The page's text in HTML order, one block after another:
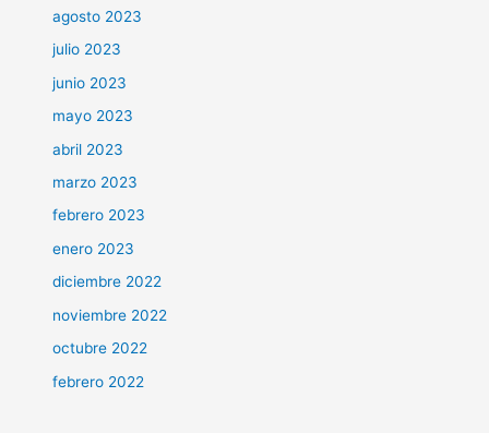
agosto 2023
julio 2023
junio 2023
mayo 2023
abril 2023
marzo 2023
febrero 2023
enero 2023
diciembre 2022
noviembre 2022
octubre 2022
febrero 2022